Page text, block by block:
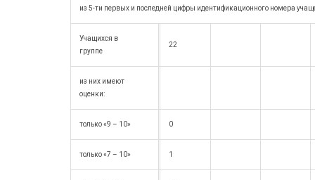
из 5-ти первых и последней цифры идентификационного номера
Учащихся в
группе
22
из них имеют
оценки:
только «9 – 10» 0
только «7 – 10» 1